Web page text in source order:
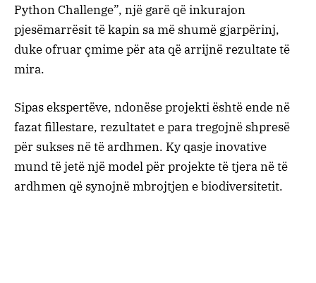
Python Challenge”, një garë që inkurajon
pjesëmarrësit të kapin sa më shumë gjarpërinj,
duke ofruar çmime për ata që arrijnë rezultate të
mira.
Sipas ekspertëve, ndonëse projekti është ende në
fazat fillestare, rezultatet e para tregojnë shpresë
për sukses në të ardhmen. Ky qasje inovative
mund të jetë një model për projekte të tjera në të
ardhmen që synojnë mbrojtjen e biodiversitetit.